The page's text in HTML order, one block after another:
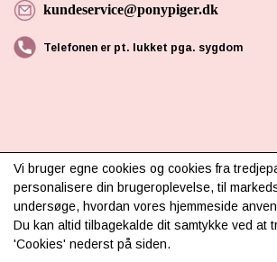
kundeservice@ponypiger.dk
Telefonen er pt. lukket pga. sygdom
INFORMATION
Om os
Levering & betaling
Vi bruger egne cookies og cookies fra
personalisere din brugeroplevelse, til
undersøge, hvordan vores hjemmeside
Du kan altid tilbagekalde dit samtykke ved at
'Cookies' nederst på siden.